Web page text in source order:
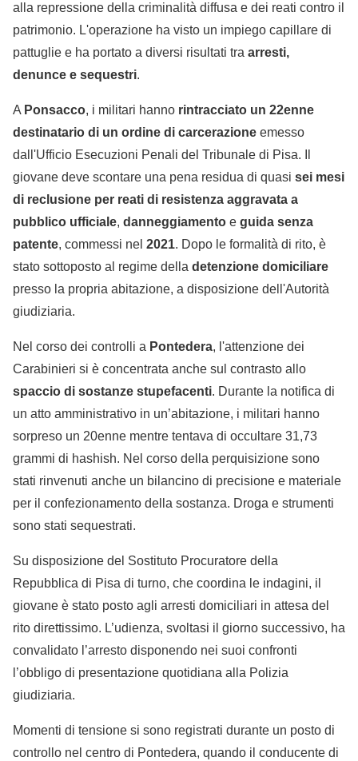
alla repressione della criminalità diffusa e dei reati contro il
patrimonio. L'operazione ha visto un impiego capillare di
pattuglie e ha portato a diversi risultati tra arresti,
denunce e sequestri.
A Ponsacco, i militari hanno rintracciato un 22enne
destinatario di un ordine di carcerazione emesso
dall'Ufficio Esecuzioni Penali del Tribunale di Pisa. Il
giovane deve scontare una pena residua di quasi sei mesi
di reclusione per reati di resistenza aggravata a
pubblico ufficiale, danneggiamento e guida senza
patente, commessi nel 2021. Dopo le formalità di rito, è
stato sottoposto al regime della detenzione domiciliare
presso la propria abitazione, a disposizione dell'Autorità
giudiziaria.
Nel corso dei controlli a Pontedera, l'attenzione dei
Carabinieri si è concentrata anche sul contrasto allo
spaccio di sostanze stupefacenti. Durante la notifica di
un atto amministrativo in un’abitazione, i militari hanno
sorpreso un 20enne mentre tentava di occultare 31,73
grammi di hashish. Nel corso della perquisizione sono
stati rinvenuti anche un bilancino di precisione e materiale
per il confezionamento della sostanza. Droga e strumenti
sono stati sequestrati.
Su disposizione del Sostituto Procuratore della
Repubblica di Pisa di turno, che coordina le indagini, il
giovane è stato posto agli arresti domiciliari in attesa del
rito direttissimo. L’udienza, svoltasi il giorno successivo, ha
convalidato l’arresto disponendo nei suoi confronti
l’obbligo di presentazione quotidiana alla Polizia
giudiziaria.
Momenti di tensione si sono registrati durante un posto di
controllo nel centro di Pontedera, quando il conducente di